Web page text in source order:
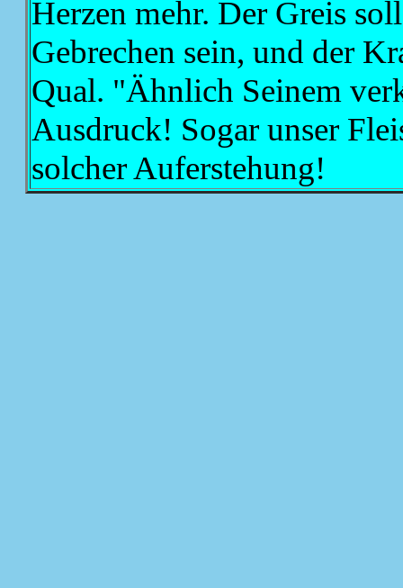
Herzen mehr. Der Greis
Gebrechen sein, und der
Qual. "Ähnlich Seinem
Ausdruck! Sogar unser
solcher Auferstehung!